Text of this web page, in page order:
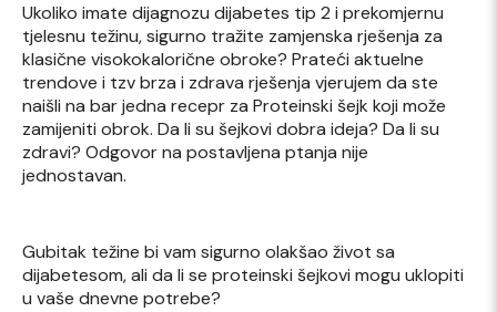
Ukoliko imate dijagnozu dijabetes tip 2 i prekomjernu
tjelesnu težinu, sigurno tražite zamjenska rješenja za
klasične visokokalorične obroke? Prateći aktuelne
trendove i tzv brza i zdrava rješenja vjerujem da ste
naišli na bar jedna recepr za Proteinski šejk koji može
zamijeniti obrok. Da li su šejkovi dobra ideja? Da li su
zdravi? Odgovor na postavljena ptanja nije
jednostavan.
Gubitak težine bi vam sigurno olakšao život sa
dijabetesom, ali da li se proteinski šejkovi mogu uklopiti
u vaše dnevne potrebe?